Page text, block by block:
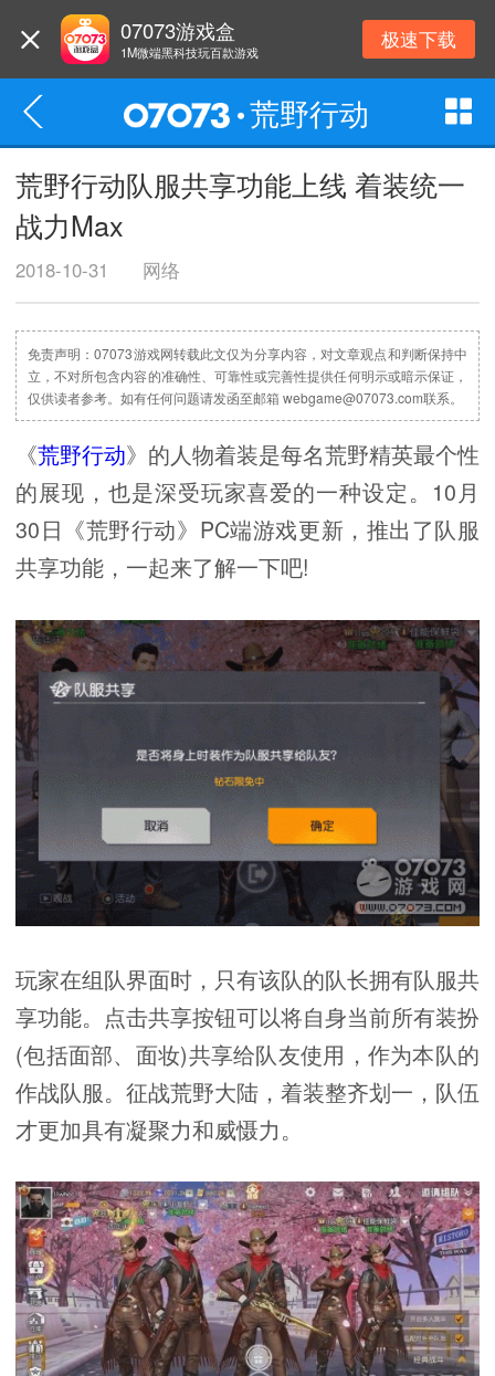
07073游戏盒
1M微端黑科技玩百款游戏 极速下载
荒野行动
荒野行动队服共享功能上线 着装统一
战力Max
2018-10-31 网络
免责声明：07073游戏网转载此文仅为分享内容，对文章观点和判断保持中
立，不对所包含内容的准确性、可靠性或完善性提供任何明示或暗示保证，
仅供读者参考。如有任何问题请发函至邮箱 webgame@07073.com联系。
《荒野行动》的人物着装是每名荒野精英最个性
的展现，也是深受玩家喜爱的一种设定。10月
30日《荒野行动》PC端游戏更新，推出了队服
共享功能，一起来了解一下吧!
玩家在组队界面时，只有该队的队长拥有队服共
享功能。点击共享按钮可以将自身当前所有装扮
(包括面部、面妆)共享给队友使用，作为本队的
作战队服。征战荒野大陆，着装整齐划一，队伍
才更加具有凝聚力和威慑力。